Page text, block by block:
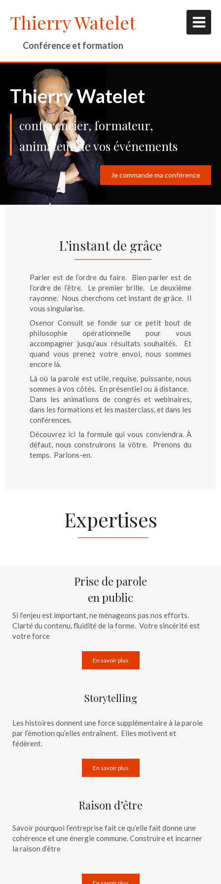
Thierry Watelet
Conférence et formation
Thierry Watelet
conférencier, formateur,
animateur de vos événements
Je commande ma conférence
L’instant de grâce
Parler est de l’ordre du faire. Bien parler est de
l’ordre de l’être. Le premier brille. Le deuxième
rayonne. Nous cherchons cet instant de grâce. Il
vous singularise.
Osenor Consult se fonde sur ce petit bout de
philosophie opérationnelle pour vous
accompagner jusqu’aux résultats souhaités. Et
quand vous prenez votre envol, nous sommes
encore là.
Là où la parole est utile, requise, puissante, nous
sommes à vos côtés. En présentiel ou à distance.
Dans les animations de congrès et webinaires,
dans les formations et les masterclass, et dans les
conférences.
Découvrez ici la formule qui vous conviendra. À
défaut, nous construirons la vôtre. Prenons du
temps. Parlons-en.
Expertises
Prise de parole
en public
Si l’enjeu est important, ne ménageons pas nos efforts.
Clarté du contenu, fluidité de la forme. Votre sincérité est
votre force
En savoir plus
Storytelling
Les histoires donnent une force supplémentaire à la parole
par l’émotion qu’elles entraînent. Elles motivent et
fédèrent.
En savoir plus
Raison d’être
Savoir pourquoi l’entreprise fait ce qu’elle fait donne une
cohérence et une énergie commune. Construire et incarner
la raison d’être